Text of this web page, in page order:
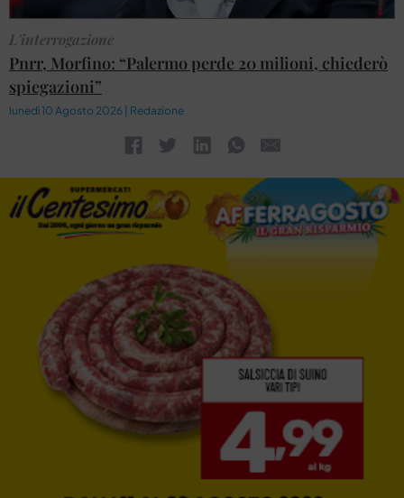
L'interrogazione
Pnrr, Morfino: “Palermo perde 20 milioni, chiederò
spiegazioni”
lunedì 10 Agosto 2026 | Redazione